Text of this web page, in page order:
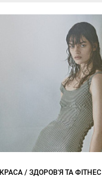
КРАСА / ЗДОРОВ'Я ТА ФІТНЕС